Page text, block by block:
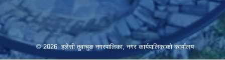
© 2026 हलेसी तुवाचुङ नगरपालिका, नगर कार्यपालिकाको कार्यालय